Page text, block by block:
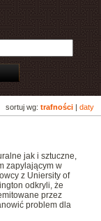
sortuj wg: trafności daty
jak i sztuczne,
zapylającym w
z Uniersity of
odkryli, że
przez
problem dla